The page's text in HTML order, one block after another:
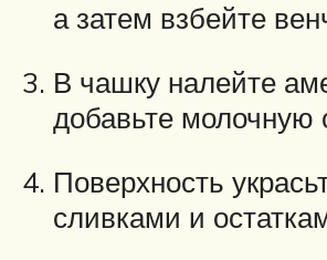
а затем взбейте
В чашку налейте
добавьте молочную
Поверхность
сливками и